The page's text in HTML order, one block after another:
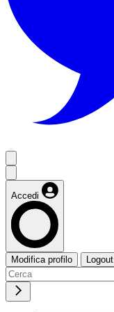
Accedi
Modifica profilo Logout